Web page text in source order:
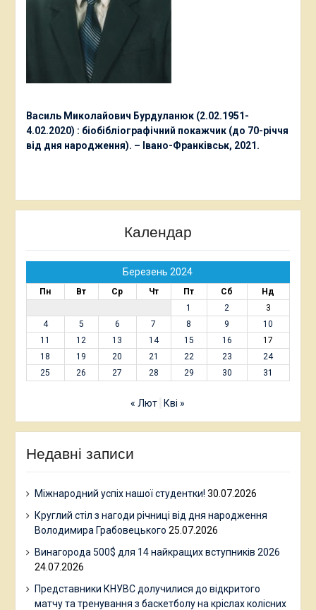
Василь Миколайович Бурдуланюк (2.02.1951-
4.02.2020) : біобібліографічний покажчик (до 70-річчя
від дня народження). – Івано-Франківськ, 2021.
Календар
Березень 2024
Пн Вт Ср Чт Пт Сб
Нд
1
2
3
4
5 6 7 8 9
10
11
12 13 14 15 16
17
18
19 20 21 22 23
24
25
26 27 28 29 30 31
« Лют Кві »
Недавні записи
Міжнародний успіх нашої студентки! 30.07.2026
Круглий стіл з нагоди річниці від дня народження
Володимира Грабовецького 25.07.2026
Винагорода 500$ для 14 найкращих вступників 2026
24.07.2026
Представники КНУВС долучилися до відкритого
матчу та тренування з баскетболу на кріслах колісних